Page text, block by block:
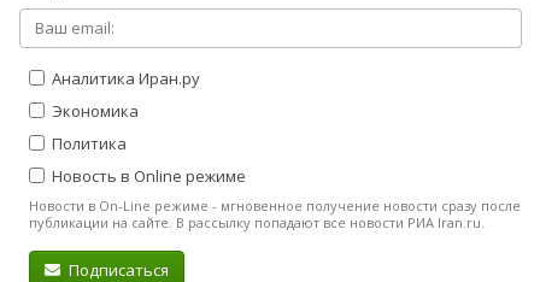
Аналитика Иран.ру
Экономика
Политика
Новость в Online режиме
Новости в On-Line режиме - мгновенное получение новости сразу после
публикации на сайте. В рассылку попадают все новости РИА Iran.ru.
Подписаться